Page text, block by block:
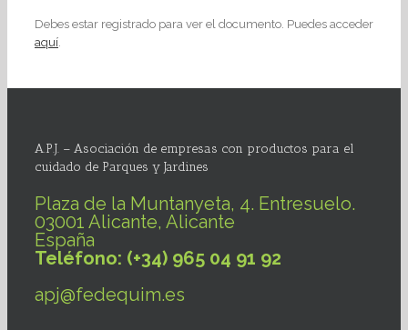
Debes estar registrado para ver el documento. Puedes acceder
aquí.
A.P.J. – Asociación de empresas con productos para el
cuidado de Parques y Jardines
Plaza de la Muntanyeta, 4. Entresuelo.
03001 Alicante, Alicante
España
Teléfono: (+34) 965 04 91 92
apj@fedequim.es